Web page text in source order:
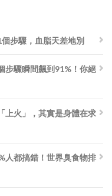
步驟，血脂天差地別
步驟瞬間飆到91%！你絕
上火」，其實是身體在求
人都搞錯！世界臭食物排